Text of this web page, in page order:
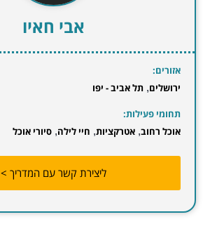
אבי חאיו
אזורים:
ירושלים, תל אביב - יפו
תחומי פעילות:
אוכל רחוב, אטרקציות, חיי לילה, סיורי אוכל
ליצירת קשר עם המדריך >